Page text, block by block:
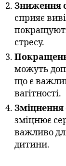
Зниження
сприяє
стресу.
можуть
що є
вагітності.
Зміцнення
зміцнює
важливо
дитини.